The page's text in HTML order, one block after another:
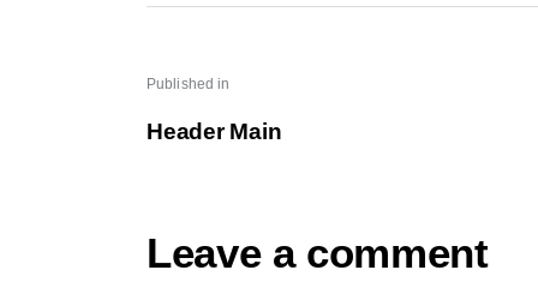
Navegación de
Published in
Previous post:
Header Main
Leave a comment